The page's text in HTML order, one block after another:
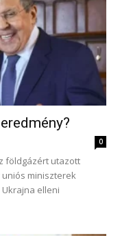
0
földgázért utazott
miniszterek
elleni